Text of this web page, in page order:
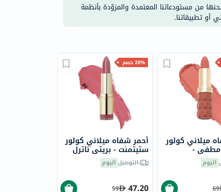
من مستودعاتنا المعتمدة والمزوّدة بأنظمة
أو تطبيقاتنا.
20% خصم
أحمر شفاه ميلاني كولور
ستيتمنت - بريتي ناترل
/43 التوصيل اليوم
47.20
59
ميلاني كولور
مطفي -
اليوم
69